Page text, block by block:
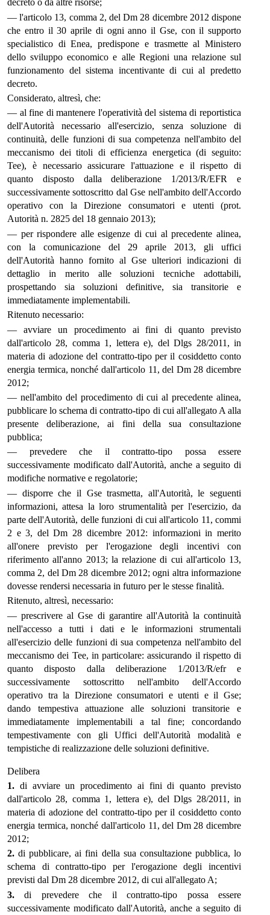
decreto o da altre risorse;
— l'articolo 13, comma 2, del Dm 28 dicembre 2012 dispone
che entro il 30 aprile di ogni anno il Gse, con il supporto
specialistico di Enea, predispone e trasmette al Ministero
dello sviluppo economico e alle Regioni una relazione sul
funzionamento del sistema incentivante di cui al predetto
decreto.
Considerato, altresì, che:
— al fine di mantenere l'operatività del sistema di reportistica
dell'Autorità necessario all'esercizio, senza soluzione di
continuità, delle funzioni di sua competenza nell'ambito del
meccanismo dei titoli di efficienza energetica (di seguito:
Tee), è necessario assicurare l'attuazione e il rispetto di
quanto disposto dalla deliberazione 1/2013/R/EFR e
successivamente sottoscritto dal Gse nell'ambito dell'Accordo
operativo con la Direzione consumatori e utenti (prot.
Autorità n. 2825 del 18 gennaio 2013);
— per rispondere alle esigenze di cui al precedente alinea,
con la comunicazione del 29 aprile 2013, gli uffici
dell'Autorità hanno fornito al Gse ulteriori indicazioni di
dettaglio in merito alle soluzioni tecniche adottabili,
prospettando sia soluzioni definitive, sia transitorie e
immediatamente implementabili.
Ritenuto necessario:
— avviare un procedimento ai fini di quanto previsto
dall'articolo 28, comma 1, lettera e), del Dlgs 28/2011, in
materia di adozione del contratto-tipo per il cosiddetto conto
energia termica, nonché dall'articolo 11, del Dm 28 dicembre
2012;
— nell'ambito del procedimento di cui al precedente alinea,
pubblicare lo schema di contratto-tipo di cui all'allegato A alla
presente deliberazione, ai fini della sua consultazione
pubblica;
— prevedere che il contratto-tipo possa essere
successivamente modificato dall'Autorità, anche a seguito di
modifiche normative e regolatorie;
— disporre che il Gse trasmetta, all'Autorità, le seguenti
informazioni, attesa la loro strumentalità per l'esercizio, da
parte dell'Autorità, delle funzioni di cui all'articolo 11, commi
2 e 3, del Dm 28 dicembre 2012: informazioni in merito
all'onere previsto per l'erogazione degli incentivi con
riferimento all'anno 2013; la relazione di cui all'articolo 13,
comma 2, del Dm 28 dicembre 2012; ogni altra informazione
dovesse rendersi necessaria in futuro per le stesse finalità.
Ritenuto, altresì, necessario:
— prescrivere al Gse di garantire all'Autorità la continuità
nell'accesso a tutti i dati e le informazioni strumentali
all'esercizio delle funzioni di sua competenza nell'ambito del
meccanismo dei Tee, in particolare: assicurando il rispetto di
quanto disposto dalla deliberazione 1/2013/R/efr e
successivamente sottoscritto nell'ambito dell'Accordo
operativo tra la Direzione consumatori e utenti e il Gse;
dando tempestiva attuazione alle soluzioni transitorie e
immediatamente implementabili a tal fine; concordando
tempestivamente con gli Uffici dell'Autorità modalità e
tempistiche di realizzazione delle soluzioni definitive.
Delibera
1. di avviare un procedimento ai fini di quanto previsto
dall'articolo 28, comma 1, lettera e), del Dlgs 28/2011, in
materia di adozione del contratto-tipo per il cosiddetto conto
energia termica, nonché dall'articolo 11, del Dm 28 dicembre
2012;
2. di pubblicare, ai fini della sua consultazione pubblica, lo
schema di contratto-tipo per l'erogazione degli incentivi
previsti dal Dm 28 dicembre 2012, di cui all'allegato A;
3. di prevedere che il contratto-tipo possa essere
successivamente modificato dall'Autorità, anche a seguito di